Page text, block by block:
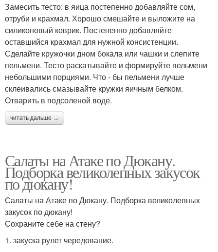
Замесить тесто: в яица постепенно добавляйте сом,
отруби и крахмал. Хорошо смешайте и выложите на
силиконовый коврик. Постепенно добавляйте
оставшийся крахмал для нужной консистенции.
Сделайте кружочки дном бокала или чашки и слепите
пельмени. Тесто раскатывайте и формируйте пельмени
небольшими порциями. Что - бы пельмени лучше
склеивались смазывайте кружки яичным белком.
Отварить в подсоленой воде.
читать дальше →
Салаты на Атаке по Дюкану.
Подборка великолепных закусок
по дюкану!
Салаты на Атаке по Дюкану. Подборка великолепных
закусок по дюкану!
Сохраните себе на стену?
1. закуска рулет чередование.